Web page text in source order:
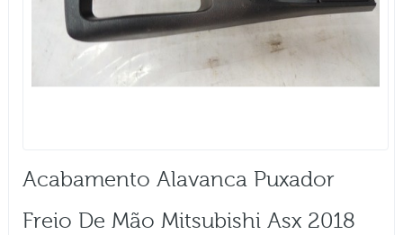
Acabamento Alavanca Puxador
Freio De Mão Mitsubishi Asx 2018